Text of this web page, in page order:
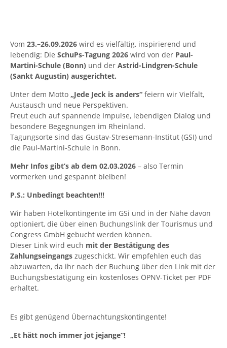
Vom 23.–26.09.2026 wird es vielfältig, inspirierend und
lebendig: Die SchuPs-Tagung 2026 wird von der Paul-
Martini-Schule (Bonn) und der Astrid-Lindgren-Schule
(Sankt Augustin) ausgerichtet.
Unter dem Motto „Jede Jeck is anders“ feiern wir Vielfalt,
Austausch und neue Perspektiven.
Freut euch auf spannende Impulse, lebendigen Dialog und
besondere Begegnungen im Rheinland.
Tagungsorte sind das Gustav-Stresemann-Institut (GSI) und
die Paul-Martini-Schule in Bonn.
Mehr Infos gibt’s ab dem 02.03.2026 – also Termin
vormerken und gespannt bleiben!
P.S.: Unbedingt beachten!!!
Wir haben Hotelkontingente im GSi und in der Nähe davon
optioniert, die über einen Buchungslink der Tourismus und
Congress GmbH gebucht werden können.
Dieser Link wird euch mit der Bestätigung des
Zahlungseingangs zugeschickt. Wir empfehlen euch das
abzuwarten, da ihr nach der Buchung über den Link mit der
Buchungsbestätigung ein kostenloses ÖPNV-Ticket per PDF
erhaltet.
Es gibt genügend Übernachtungskontingente!
„Et hätt noch immer jot jejange“!